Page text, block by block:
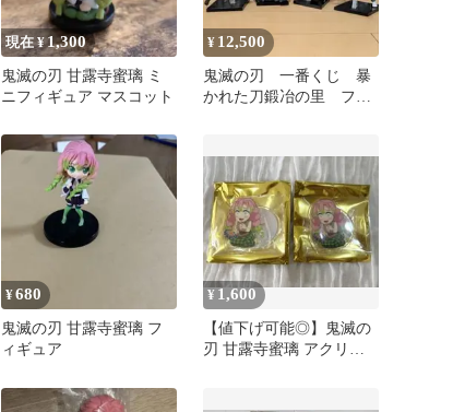
現在 ¥1,300
鬼滅の刃 甘露寺蜜璃 ミ
ニフィギュア マスコット
¥ 12,500
鬼滅の刃 一番くじ 暴
かれた刀鍛冶の里 フィ
¥680
鬼滅の刃 甘露寺蜜璃 フ
ィギュア
¥ 1,600
【値下げ可能◎】鬼滅の
刃 甘露寺蜜璃 アクリル